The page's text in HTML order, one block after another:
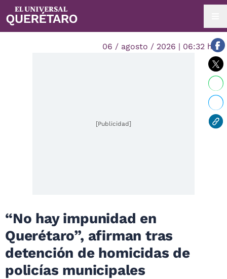
06 / agosto / 2026 | 06:32 hrs.
[Publicidad]
“No hay impunidad en
Querétaro”, afirman tras
detención de homicidas de
policías municipales